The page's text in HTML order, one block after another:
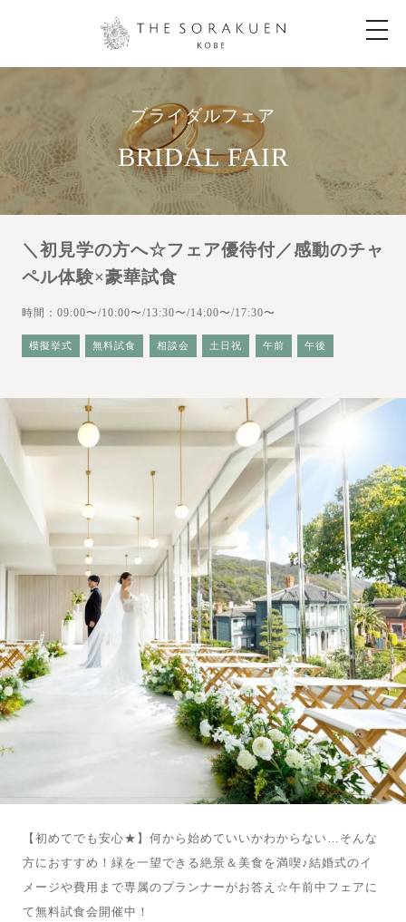
t
o
g
a
t
o
ブライダルフェア
BRIDAL FAIR
＼初見学の方へ☆フェア優待付／感動のチャ
ペル体験×豪華試食
時間：09:00〜/10:00〜/13:30〜/14:00〜/17:30〜
模擬挙式 無料試食 相談会 土日祝 午前 午後
【初めてでも安心★】何から始めていいかわからない…そんな
方におすすめ！緑を一望できる絶景＆美食を満喫♪結婚式のイ
メージや費用まで専属のプランナーがお答え☆午前中フェアに
て無料試食会開催中！